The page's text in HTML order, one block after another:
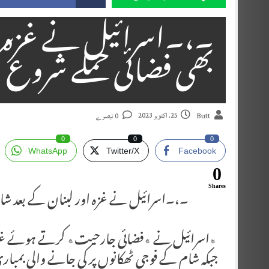
۔،۔اسرائیل نے
بھی فضائی حملے
Butt 25. اکتوبر 2023
Facebook
0
Twitter/X
0
WhatsApp
0
0
Shares
۔،۔اسرائیل نے غزہ اور لبنان کے بعد
٭اسرائیل نے ٭فضائی جارحیت٭ کرتے ہوئے